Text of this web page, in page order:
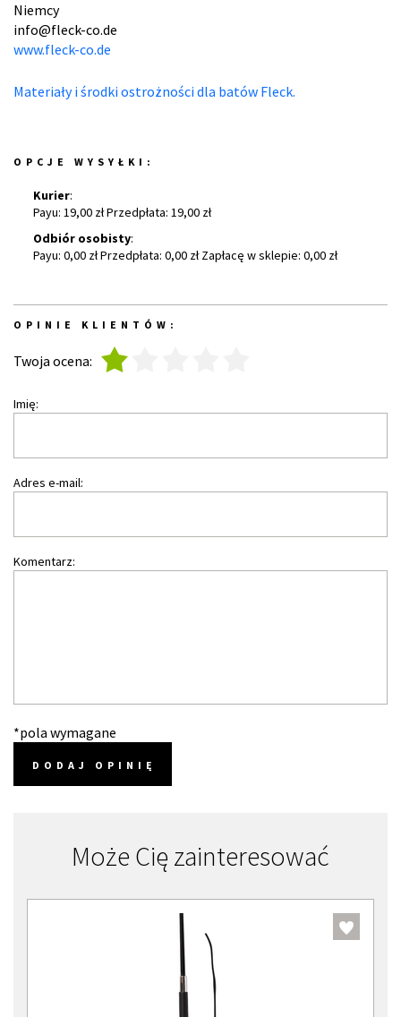
Niemcy
info@fleck-co.de
www.fleck-co.de
Materiały i środki ostrożności dla batów Fleck.
OPCJE WYSYŁKI:
Kurier:
Payu: 19,00 zł Przedpłata: 19,00 zł
Odbiór osobisty:
Payu: 0,00 zł Przedpłata: 0,00 zł Zapłacę w sklepie: 0,00 zł
OPINIE KLIENTÓW:
Twoja ocena:
Imię:
Adres e-mail:
Komentarz:
*pola wymagane
DODAJ OPINIĘ
Może Cię zainteresować